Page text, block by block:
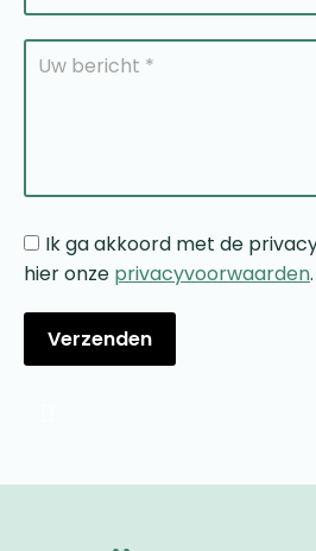
Ik ga akkoord met de
hier onze privacyvoorwaarden